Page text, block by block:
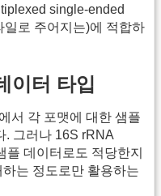
single-ended
로 주어지는)에 적합하
이터 타입
에서 각 포맷에 대한 샘플
. 그러나 16S rRNA
데이터로도 적당한지
는 정도로만 활용하는